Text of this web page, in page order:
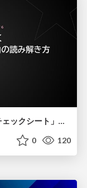
取引先から届く 「セキュリティチェックシート」の読み解き方
0 120